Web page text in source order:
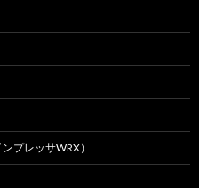
プレッサWRX）